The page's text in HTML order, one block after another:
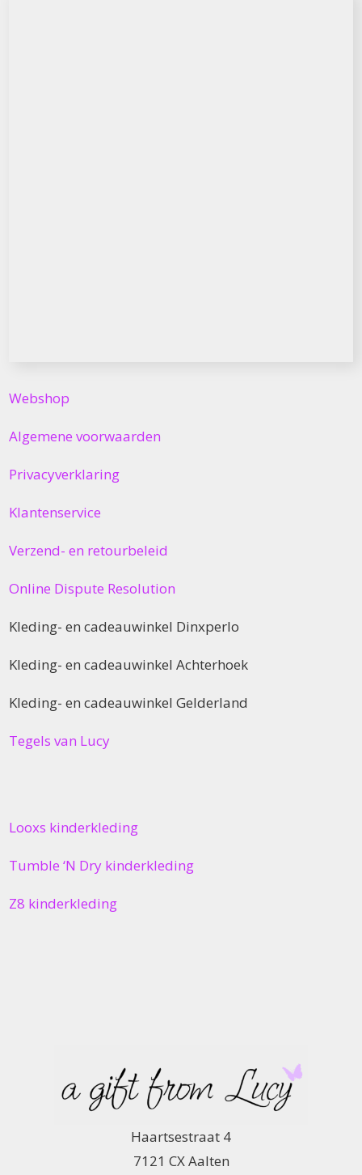
Webshop
Algemene voorwaarden
Privacyverklaring
Klantenservice
Verzend- en retourbeleid
Online Dispute Resolution
Kleding- en cadeauwinkel Dinxperlo
Kleding- en cadeauwinkel Achterhoek
Kleding- en cadeauwinkel Gelderland
Tegels van Lucy
Looxs kinderkleding
Tumble ‘N Dry kinderkleding
Z8 kinderkleding
Haartsestraat 4
7121 CX Aalten